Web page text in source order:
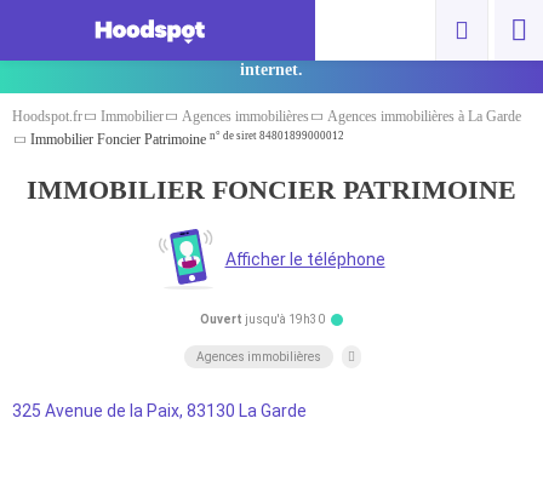
Vous êtes un pro ? Cliquez ici pour ajouter
gratuitement votre spot et gagner en visibilité sur
internet.
Hoodspot.fr Immobilier Agences immobilières
Agences immobilières à La Garde
Immobilier Foncier Patrimoine n° de siret 84801899000012
IMMOBILIER FONCIER PATRIMOINE
Ouvert jusqu'à 19h30
Agences immobilières
325 Avenue de la Paix, 83130 La Garde